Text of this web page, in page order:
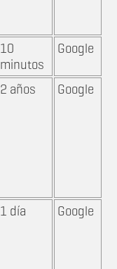
10
minutos
Google
2 años Google
1 día Google